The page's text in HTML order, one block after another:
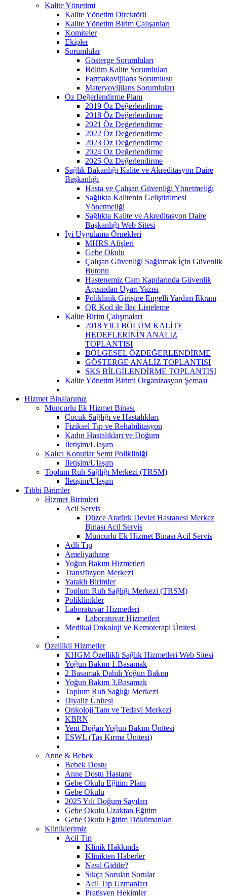
Kalite Yönetimi
Kalite Yönetim Direktörü
Kalite Yönetim Birim Çalışanları
Komiteler
Ekipler
Sorumlular
Gösterge Sorumluları
Bölüm Kalite Sorumluları
Farmakovijilans Sorumlusu
Materyovijilans Sorumluları
Öz Değerlendirme Planı
2019 Öz Değerlendirme
2018 Öz Değerlendirme
2021 Öz Değerlendirme
2022 Öz Değerlendirme
2023 Öz Değerlendirme
2024 Öz Değerlendirme
2025 Öz Değerlendirme
Sağlık Bakanlığı Kalite ve Akreditasyon Daire
Başkanlığı
Hasta ve Çalışan Güvenliği Yönetmeliği
Sağlıkta Kalitenin Geliştirilmesi
Yönetmeliği
Sağlıkta Kalite ve Akreditasyon Daire
Başkanlığı Web Sitesi
İyi Uygulama Örnekleri
MHRS Afişleri
Gebe Okulu
Çalışan Güvenliği Sağlamak İçin Güvenlik
Butonu
Hastenemiz Cam Kapılarında Güvenlik
Açısından Uyarı Yazısı
Poliklinik Girişine Engelli Yardım Ekranı
QR Kod ile İlaç Listeleme
Kalite Birim Çalışmaları
2018 YILI BÖLÜM KALİTE
HEDEFLERİNİN ANALİZ
TOPLANTISI
BÖLGESEL ÖZDEĞERLENDİRME
GÖSTERGE ANALİZ TOPLANTISI
SKS BİLGİLENDİRME TOPLANTISI
Kalite Yönetim Birimi Organizasyon Şeması
Hizmet Binalarımız
Muncurlu Ek Hizmet Binası
Çocuk Sağlığı ve Hastalıkları
Fiziksel Tıp ve Rehabilitasyon
Kadın Hastalıkları ve Doğum
İletişim/Ulaşım
Kalıcı Konutlar Semt Polikliniği
İletişim/Ulaşım
Toplum Ruh Sağlığı Merkezi (TRSM)
İletişim/Ulaşım
Tıbbi Birimler
Hizmet Birimleri
Acil Servis
Düzce Atatürk Devlet Hastanesi Merkez
Binası Acil Servis
Muncurlu Ek Hizmet Binası Acil Servis
Adli Tıp
Ameliyathane
Yoğun Bakım Hizmetleri
Transfüzyon Merkezi
Yataklı Birimler
Toplum Ruh Sağlığı Merkezi (TRSM)
Poliklinikler
Laboratuvar Hizmetleri
Laboratuvar Hizmetleri
Medikal Onkoloji ve Kemoterapi Ünitesi
Özellikli Hizmetler
KHGM Özellikli Sağlık Hizmetleri Web Sitesi
Yoğun Bakım 1.Basamak
2.Basamak Dahili Yoğun Bakım
Yoğun Bakım 3.Basamak
Toplum Ruh Sağlığı Merkezi
Diyaliz Ünitesi
Onkoloji Tanı ve Tedavi Merkezi
KBRN
Yeni Doğan Yoğun Bakım Ünitesi
ESWL (Taş Kırma Ünitesi)
Anne & Bebek
Bebek Dostu
Anne Dostu Hastane
Gebe Okulu Eğitim Planı
Gebe Okulu
2025 Yılı Doğum Sayıları
Gebe Okulu Uzaktan Eğitim
Gebe Okulu Eğitim Dökümanları
Kliniklerimiz
Acil Tıp
Klinik Hakkında
Klinikten Haberler
Nasıl Gidilir?
Sıkça Sorulan Sorular
Acil Tıp Uzmanları
Pratisyen Hekimler